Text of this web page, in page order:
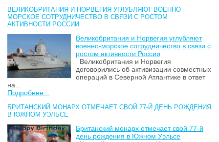
ВЕЛИКОБРИТАНИЯ И НОРВЕГИЯ УГЛУБЛЯЮТ ВОЕННО-
МОРСКОЕ СОТРУДНИЧЕСТВО В СВЯЗИ С РОСТОМ
АКТИВНОСТИ РОССИИ
Великобритания и Норвегия углубляют
военно-морское сотрудничество в связи с
ростом активности России
Великобритания и Норвегия
договорились об активизации совместных
операций в Северной Атлантике в ответ
на...
Подробнее...
БРИТАНСКИЙ МОНАРХ ОТМЕЧАЕТ СВОЙ 77-Й ДЕНЬ РОЖДЕНИЯ
В ЮЖНОМ УЭЛЬСЕ
Британский монарх отмечает свой 77-й
день рождения в Южном Уэльсе